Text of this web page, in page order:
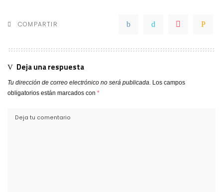
COMPARTIR
Deja una respuesta
Tu dirección de correo electrónico no será publicada. Los campos
obligatorios están marcados con *